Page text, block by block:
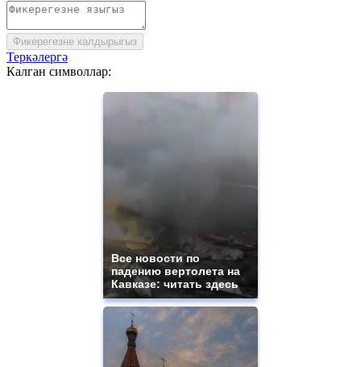
Фикерегезне калдырыгыз
Теркәлергә
Калган символлар:
Все новости по
падению вертолета на
Кавказе: читать здесь